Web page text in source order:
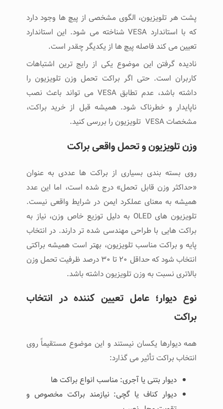
پشت هر تلویزیون، الگوی مشخصی از پیچ‌ ها وجود دارد
که با استاندارد VESA شناخته می ‌شود. این استاندارد
تعیین می ‌کند فاصله پیچ ‌ها از یکدیگر چقدر است.
نادیده گرفتن این موضوع یکی از رایج‌ ترین اشتباهات
کاربران است. حتی اگر براکت تحمل وزن تلویزیون را
داشته باشد، عدم تطابق VESA می ‌تواند باعث نصب
ناپایدار و خطرناک شود. همیشه قبل از خرید براکت،
مشخصات VESA تلویزیون را بررسی کنید.
وزن تلویزیون و تحمل واقعی براکت
روی بسته ‌بندی بسیاری از براکت ‌ها عددی به ‌عنوان
«حداکثر وزن قابل تحمل» درج شده است، اما این عدد
همیشه به ‌معنای عملکرد ایمن در شرایط واقعی نیست.
تلویزیون ‌های OLED به دلیل توزیع خاص وزن، نیاز به
براکت ‌هایی با طراحی مهندسی ‌شده ‌تر دارند. در انتخاب
پایه و براکت مناسب تلویزیون، بهتر است همیشه براکتی
انتخاب شود که حداقل ۲۰ تا ۳۰ درصد ظرفیت تحمل وزن
بالاتری نسبت به وزن تلویزیون داشته باشد.
نوع دیوار؛ عامل تعیین ‌کننده در انتخاب
براکت
همه دیوارها یکسان نیستند و این موضوع مستقیماً روی
انتخاب براکت تأثیر می ‌گذارد:
دیوار بتنی یا آجری: مناسب انواع براکت ‌ها
دیوار کناف یا گچی: نیازمند براکت مخصوص و